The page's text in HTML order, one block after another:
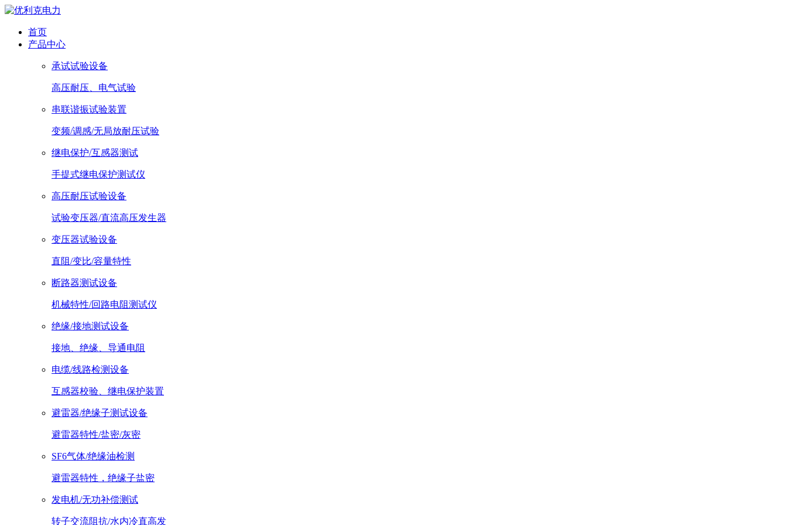
首页
产品中心
承试试验设备
高压耐压、电气试验
串联谐振试验装置
变频/调感/无局放耐压试验
继电保护/互感器测试
手提式继电保护测试仪
高压耐压试验设备
试验变压器/直流高压发生器
变压器试验设备
直阻/变比/容量特性
断路器测试设备
机械特性/回路电阻测试仪
绝缘/接地测试设备
接地、绝缘、导通电阻
电缆/线路检测设备
互感器校验、继电保护装置
避雷器/绝缘子测试设备
避雷器特性/盐密/灰密
SF6气体/绝缘油检测
避雷器特性，绝缘子盐密
发电机/无功补偿测试
转子交流阻抗/水内冷直高发